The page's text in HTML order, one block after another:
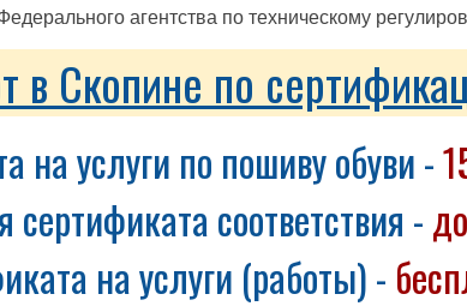
агентства по техническому
в Скопине по
на услуги по пошиву обуви -
соответствия -
на услуги (работы) -